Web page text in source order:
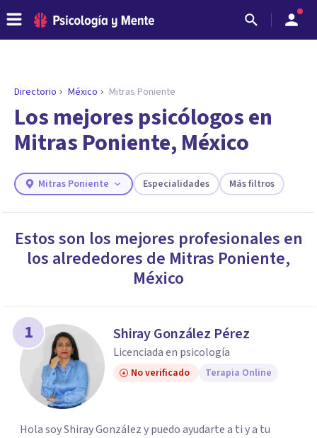
ENCONTRAR MI TERAPEUTA
¿Necesitas ayuda para encontrar el
psicólogo adecuado?
Responde a unas breves preguntas y te ofreceremos
necesidades.
Directorio México Mitras Poniente
Los mejores psicólogos en
Mitras Poniente, México
Mitras Poniente Especialidades Más filtros
Estos son los mejores profesionales en
los alrededores de Mitras Poniente,
México
1 Shiray González Pérez
Licenciada en psicología
No verificado Terapia Online
Hola soy Shiray González y puedo ayudarte a ti y a tu